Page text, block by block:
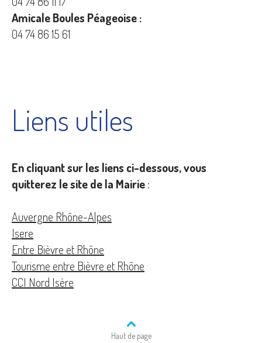
Amicale Boules Péageoise :
04 74 86 15 61
Liens utiles
En cliquant sur les liens ci-dessous, vous
quitterez le site de la Mairie:
Auvergne Rhône-Alpes
Isere
Entre Bièvre et Rhône
Tourisme entre Bièvre et Rhône
CCI Nord Isère
Haut de page